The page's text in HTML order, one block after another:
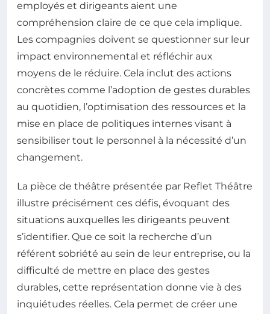
employés et dirigeants aient une
compréhension claire de ce que cela implique.
Les compagnies doivent se questionner sur leur
impact environnemental et réfléchir aux
moyens de le réduire. Cela inclut des actions
concrètes comme l’adoption de gestes durables
au quotidien, l’optimisation des ressources et la
mise en place de politiques internes visant à
sensibiliser tout le personnel à la nécessité d’un
changement.
La pièce de théâtre présentée par Reflet Théâtre
illustre précisément ces défis, évoquant des
situations auxquelles les dirigeants peuvent
s’identifier. Que ce soit la recherche d’un
référent sobriété au sein de leur entreprise, ou la
difficulté de mettre en place des gestes
durables, cette représentation donne vie à des
inquiétudes réelles. Cela permet de créer une